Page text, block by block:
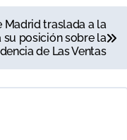
Madrid traslada a la
su posición sobre la
de Las Ventas